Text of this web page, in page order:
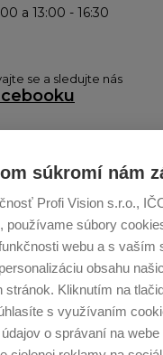
a 13:00 - 16:30
se a sledujte nás
na
píšeme
Vám predstavujeme
súkromí nám
Profi Vision s.r.o.,
používame súbory
webu a s vaším
obsahu
stránok. Kliknutím na
s využívaním
o správaní na webe